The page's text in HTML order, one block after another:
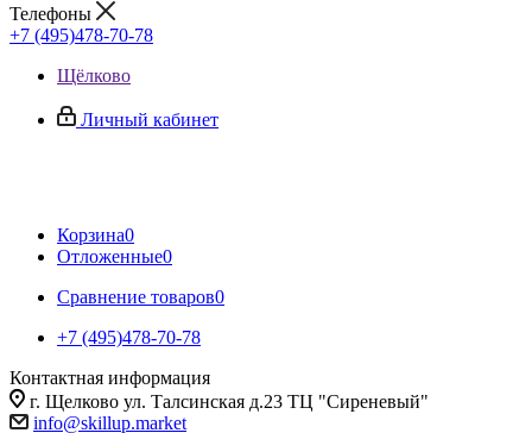
Телефоны
+7 (495)478-70-78
Щёлково
Личный кабинет
Корзина0
Отложенные0
Сравнение товаров0
+7 (495)478-70-78
Контактная информация
г. Щелково ул. Талсинская д.23 ТЦ "Сиреневый"
info@skillup.market